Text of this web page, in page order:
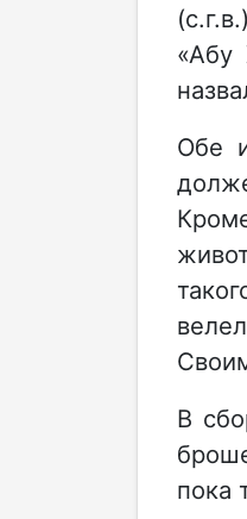
«Абу
Обе
В
пока